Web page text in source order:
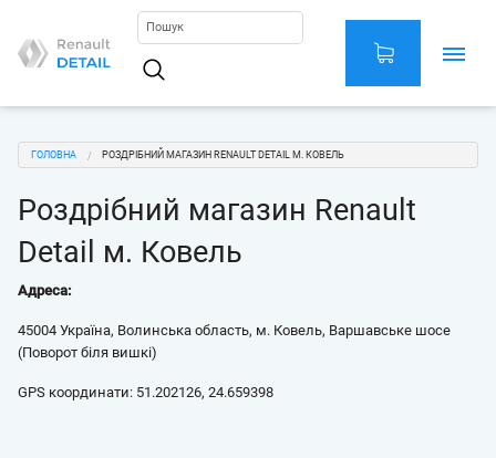
основного
Main
navigation
You
are
here
ГОЛОВНА РОЗДРІБНИЙ МАГАЗИН RENAULT DETAIL М. КОВЕЛЬ
Роздрібний магазин Renault
Detail м. Ковель
Адреса:
45004 Україна, Волинська область, м. Ковель, Варшавське шосе
(Поворот біля вишкі)
GPS координати: 51.202126, 24.659398